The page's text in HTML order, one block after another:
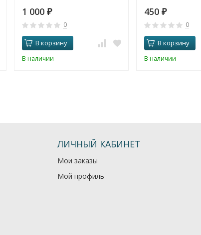
1 000 ₽
0
В корзину
В наличии
450 ₽
0
В корзину
В наличии
ЛИЧНЫЙ КАБИНЕТ
Мои заказы
Мой профиль